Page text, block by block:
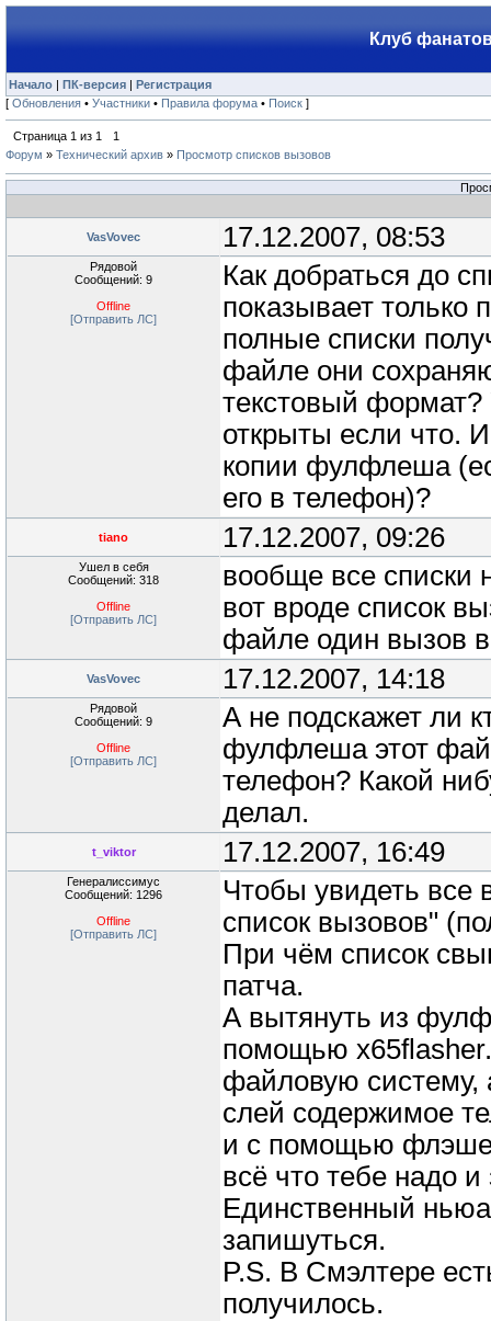
Клуб
Начало | ПК-версия | Регистрация
[ Обновления • Участники • Правила форума • Поиск ]
Страница 1 из 1
1
Форум » Технический архив » Просмотр списков вызовов
VasVovec 17.12.2007, 08:53
Рядовой
Сообщений: 9
Offline
[Отправить ЛС]
Как добраться до
показывает только
полные списки
файле они
текстовый
открыты если что.
копии фулфлеша
его в телефон)?
tiano 17.12.2007, 09:26
Ушел в себя
Сообщений: 318
Offline
[Отправить ЛС]
вообще все списки
вот вроде список
файле один вызов
VasVovec 17.12.2007, 14:18
Рядовой
Сообщений: 9
Offline
[Отправить ЛС]
А не подскажет ли
фулфлеша этот
телефон? Какой
делал.
t_viktor 17.12.2007, 16:49
Генералиссимус
Сообщений: 1296
Offline
[Отправить ЛС]
Чтобы увидеть все
список вызовов"
При чём список
патча.
А вытянуть из
помощью
файловую систему,
слей содержимое
и с помощью
всё что тебе надо
Единственный
запишуться.
P.S. В Смэлтере
получилось.